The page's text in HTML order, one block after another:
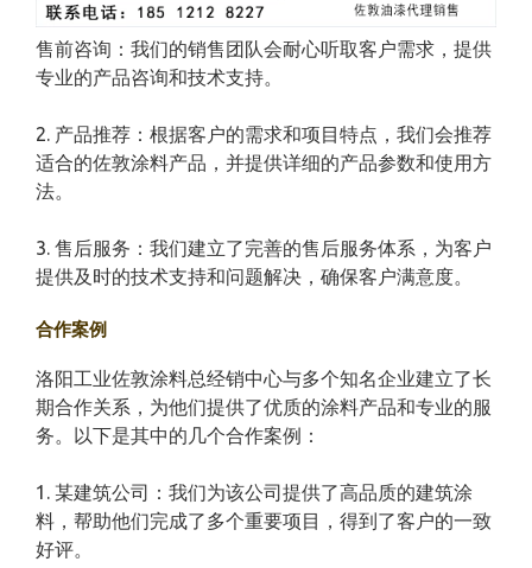
售前咨询：我们的销售团队会耐心听取客户需求，提供
专业的产品咨询和技术支持。
2. 产品推荐：根据客户的需求和项目特点，我们会推荐
适合的佐敦涂料产品，并提供详细的产品参数和使用方
法。
3. 售后服务：我们建立了完善的售后服务体系，为客户
提供及时的技术支持和问题解决，确保客户满意度。
合作案例
洛阳工业佐敦涂料总经销中心与多个知名企业建立了长
期合作关系，为他们提供了优质的涂料产品和专业的服
务。以下是其中的几个合作案例：
1. 某建筑公司：我们为该公司提供了高品质的建筑涂
料，帮助他们完成了多个重要项目，得到了客户的一致
好评。